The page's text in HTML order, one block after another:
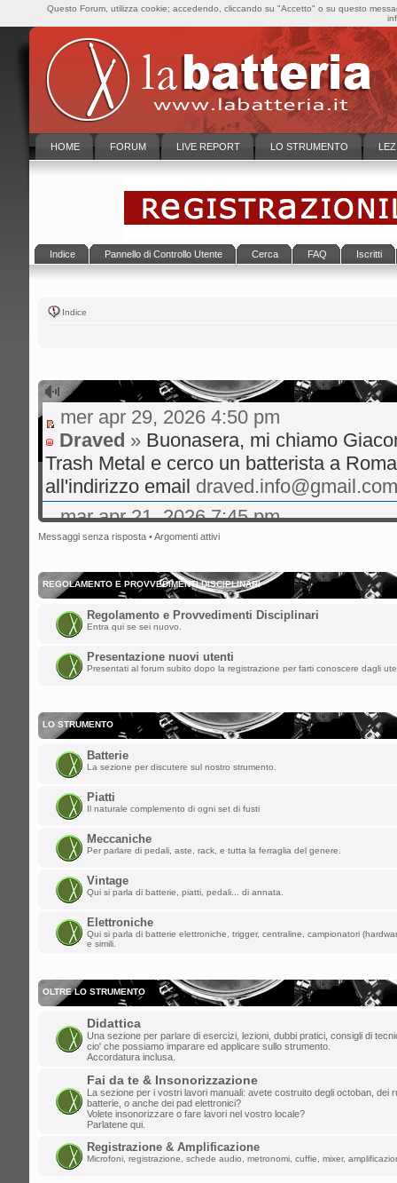
HOME FORUM LIVE REPORT LO STRUMENTO
Indice Pannello di Controllo Utente Cerca FAQ Iscritti
Indice
mer apr 29, 2026 4:50 pm
Draved » Buonasera, mi chiamo
Trash Metal e cerco un batterista a
all'indirizzo email draved.info@gmail.com
mar apr 21, 2026 7:45 pm
gibo66»Ciao a tutti volevo un
bene
mer ott 29, 2025 8:36 am
nikman
sab ago 23, 2025 5:00 am
ChupaChups ha scritto:
Fa piacere che questa roccia di
i forum per dare la parola a
ChupaChups ha scritto:
Fa piacere che questa roccia di
i forum per dare la parola a
lun mar 24, 2025 1:38 am
lollo»ULLALLAAAAA! Saluti da
ven mar 21, 2025 6:46 pm
ChupaChups
che ha distrutto i forum per dare la
mar mar 11, 2025 10:13 am
DannyK»Un salutone ragazzi!
ven feb 07, 2025 6:45 pm
Gionz»Evvai! Grande Mr. Tagliatella!
mer dic 25, 2024 8:06 am
Mr.Tagliatella
saluto a tutti, il primo amore non si
Messaggi senza risposta •Argomenti attivi
REGOLAMENTO E PROVVEDIMENTI DISCIPLINARI
Regolamento e Provvedimenti Disciplinari
Entra qui se sei nuovo.
Presentazione nuovi utenti
Presentati al forum subito dopo la registrazione per farti conoscere dagli
LO STRUMENTO
Batterie
La sezione per discutere sul nostro strumento.
Piatti
Il naturale complemento di ogni set di fusti
Meccaniche
Per parlare di pedali, aste, rack, e tutta la ferraglia del genere.
Vintage
Qui si parla di batterie, piatti, pedali... di annata.
Elettroniche
Qui si parla di batterie elettroniche, trigger, centraline, campionatori
e simili.
OLTRE LO STRUMENTO
Didattica
Una sezione per parlare di esercizi, lezioni, dubbi pratici, consigli di
cio' che possiamo imparare ed applicare sullo strumento.
Accordatura inclusa.
Fai da te & Insonorizzazione
La sezione per i vostri lavori manuali: avete costruito degli octoban, dei
batterie, o anche dei pad elettronici?
Volete insonorizzare o fare lavori nel vostro locale?
Parlatene qui.
Registrazione & Amplificazione
Microfoni, registrazione, schede audio, metronomi, cuffie, mixer,
Questo Forum, utilizza cookie; accedendo, cliccando su "Accetto" o su questo